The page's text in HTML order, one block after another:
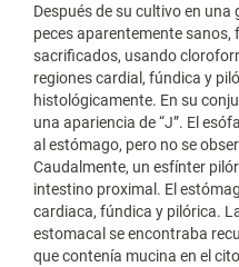
Después de su cultivo en
peces aparentemente
sacrificados, usando
regiones cardial, fúndica y
histológicamente. En su
una apariencia de “J”. El
al estómago, pero no se
Caudalmente, un esfínter
intestino proximal. El
cardiaca, fúndica y pilórica.
estomacal se encontraba
que contenía mucina en el